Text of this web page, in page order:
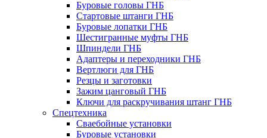
Буровые головы ГНБ
Стартовые штанги ГНБ
Буровые лопатки ГНБ
Шестигранные муфты ГНБ
Шпиндели ГНБ
Адаптеры и переходники ГНБ
Вертлюги для ГНБ
Резцы и заготовки
Зажим цанговый ГНБ
Ключи для раскручивания штанг ГНБ
Спецтехника
Сваебойные установки
Буровые установки